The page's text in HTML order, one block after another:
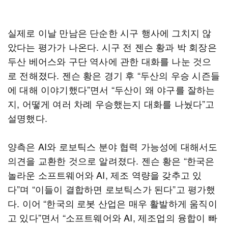
실제로 이날 만남은 단순한 시구 행사에 그치지 않
았다는 평가가 나온다. 시구 전 젠슨 황과 박 회장은
두산 베어스와 구단 역사에 관한 대화를 나눈 것으
로 전해졌다. 젠슨 황은 경기 후 “두산의 우승 시즌들
에 대해 이야기했다”면서 “두산이 왜 야구를 잘하는
지, 어떻게 여러 차례 우승했는지 대화를 나눴다”고
설명했다.
양측은 AI와 로보틱스 분야 협력 가능성에 대해서도
의견을 교환한 것으로 알려졌다. 젠슨 황은 “한국은
놀라운 소프트웨어와 AI, 제조 역량을 갖추고 있
다”며 “이들이 결합하면 로보틱스가 된다”고 평가했
다. 이어 “한국의 로봇 산업은 매우 활발하게 움직이
고 있다”면서 “소프트웨어와 AI, 제조업의 융합이 빠